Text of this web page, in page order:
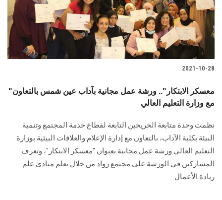
الطلاب
هيئة التدريس
الخريجين
الزائـرون
2021-10-28
"معسكر الابتكار".. ورشة عمل مجانية بآداب عين شمس بالتعاون
مع وزارة التعليم العالي
نظمت وحدة متابعة الخريجين التابعة لقطاع خدمة المجتمع وتنمية
البيئة بكلية الآداب، بالتعاون مع إدارة الإعلام والعلاقات البيئية بوزارة
التعليم العالي ورشة عمل مجانية بعنوان "معسكر الابتكار"، وتعرف
المشاركين في الورشة على مجتمع رواد من خلال تعلم مبادئ علم
ريادة الأعمال.